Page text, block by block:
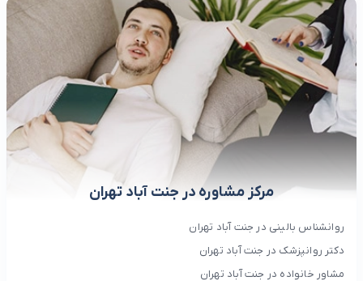
مرکز مشاوره در جنت آباد تهران
روانشناس بالینی در جنت آباد تهران
دکتر روانپزشک در جنت آباد تهران
مشاور خانواده در جنت آباد تهران